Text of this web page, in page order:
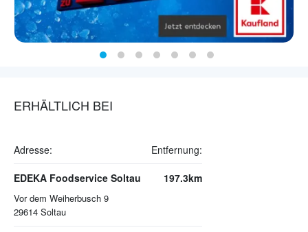
ERHÄLTLICH BEI
Adresse: Entfernung:
EDEKA Foodservice Soltau
Vor dem Weiherbusch 9
29614 Soltau
197.3km